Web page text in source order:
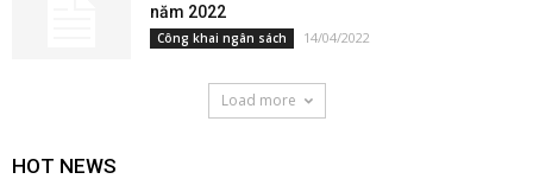
năm 2022
Công khai ngân sách 14/04/2022
Load more
HOT NEWS